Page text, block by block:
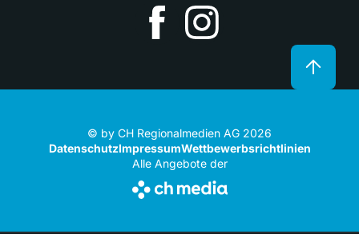
© by CH Regionalmedien AG 2026
DatenschutzImpressumWettbewerbsrichtlinien
Alle Angebote der